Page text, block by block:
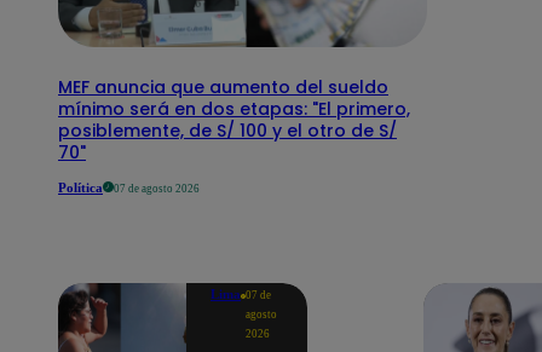
MEF anuncia que aumento del sueldo
mínimo será en dos etapas: "El primero,
posiblemente, de S/ 100 y el otro de S/
70"
Política 07 de agosto 2026
Lima 07 de
agosto
2026